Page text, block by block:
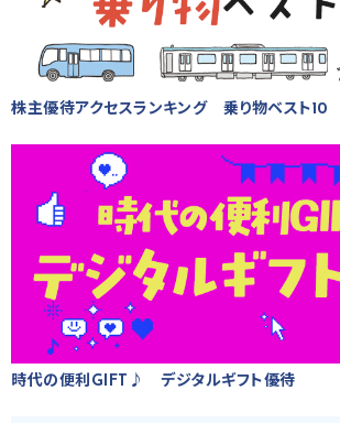
株主優待アクセスランキング 乗り物ベスト10
時代の便利GIFT♪ デジタルギフト優待